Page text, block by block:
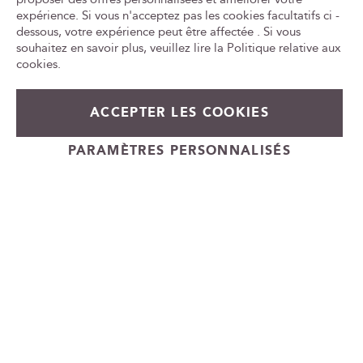
+
-
Ajouter au panier
n
e
w
s
e
e
Cadeauvin.fr - © Copyright 2024 - Tous droits réservés
expérience. Si vous n'acceptez pas les cookies facultatifs ci -
dessous, votre expérience peut être affectée . Si vous
souhaitez en savoir plus, veuillez lire la Politique relative aux
cookies.
ACCEPTER LES COOKIES
PARAMÈTRES PERSONNALISÉS